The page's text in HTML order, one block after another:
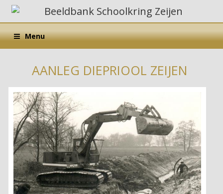
Menu
AANLEG DIEPRIOOL ZEIJEN